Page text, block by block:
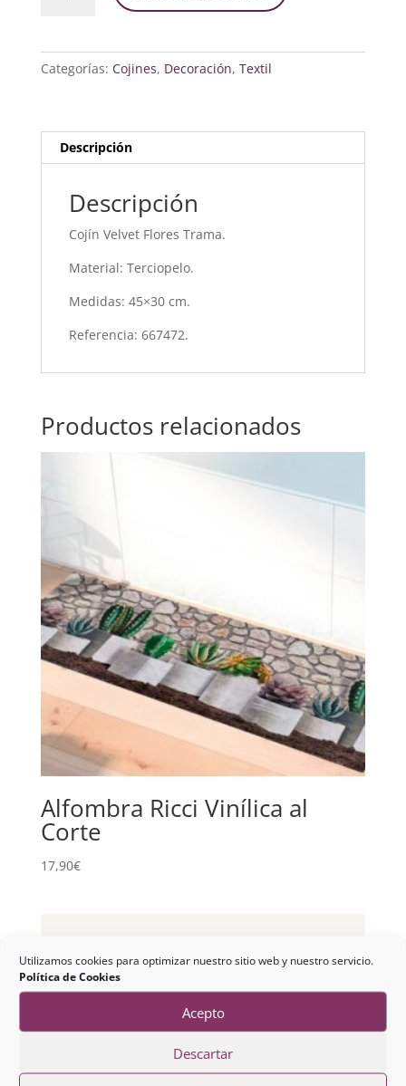
Utilizamos cookies para optimizar nuestro sitio web y nuestro servicio.
Política de Cookies
Acepto
Descartar
cantidad
Categorías: Cojines, Decoración, Textil
Descripción
Descripción
Cojín Velvet Flores Trama.
Material: Terciopelo.
Medidas: 45×30 cm.
Referencia: 667472.
Productos relacionados
Alfombra Ricci Vinílica al
Corte
17,90€